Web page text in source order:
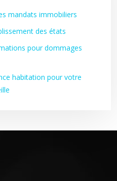
mandats immobiliers
des états
pour dommages
habitation pour votre